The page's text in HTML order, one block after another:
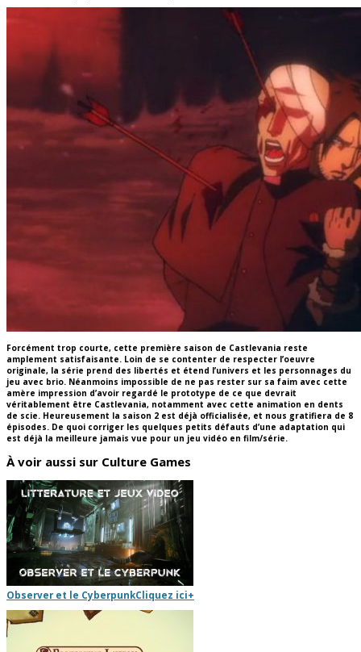
Forcément trop courte, cette première saison de Castlevania reste
amplement satisfaisante. Loin de se contenter de respecter l’oeuvre
originale, la série prend des libertés et étend l’univers et les personnages du
jeu avec brio. Néanmoins impossible de ne pas rester sur sa faim avec cette
amère impression d’avoir regardé le prototype de ce que devrait
véritablement être Castlevania, notamment avec cette animation en dents
de scie. Heureusement la saison 2 est déjà officialisée, et nous gratifiera de 8
épisodes. De quoi corriger les quelques petits défauts d’une adaptation qui
est déjà la meilleure jamais vue pour un jeu vidéo en film/série.
À voir aussi sur Culture Games
Observer et le CyberpunkCliquez ici+